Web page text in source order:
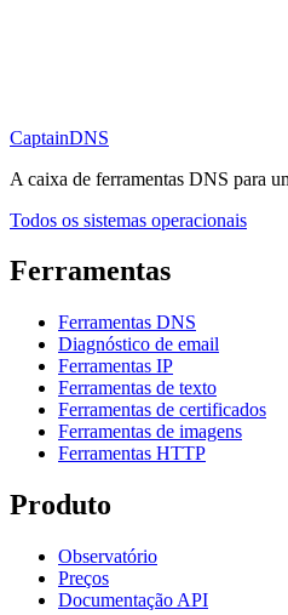
CaptainDNS
A caixa de ferramentas DNS para
Todos os sistemas operacionais
Ferramentas
Ferramentas DNS
Diagnóstico de email
Ferramentas IP
Ferramentas de texto
Ferramentas de certificados
Ferramentas de imagens
Ferramentas HTTP
Produto
Observatório
Preços
Documentação API